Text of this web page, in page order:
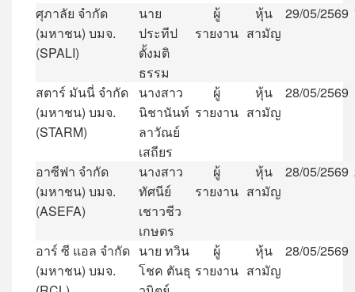
ศุภาลัย จำกัด
(มหาชน) บมจ.
(SPALI)
นาย
ประทีป
ตั้งมติ
ธรรม
ผู้
รายงาน
หุ้น
สามัญ
29/05/2569
สตาร์ มันนี่ จำกัด
(มหาชน) บมจ.
(STARM)
นางสาว
นิชานันท์
ลาวัณย์
เสถียร
ผู้
รายงาน
หุ้น
สามัญ
28/05/2569
อาซีฟา จำกัด
(มหาชน) บมจ.
(ASEFA)
นางสาว
ทัศนีย์
เชาวชีว
เกษตร
ผู้
รายงาน
หุ้น
สามัญ
28/05/2569
อาร์ ซี แอล จำกัด
(มหาชน) บมจ.
นาย ทวิน
โชค ตันธุ
ผู้
รายงาน
หุ้น
สามัญ
28/05/2569